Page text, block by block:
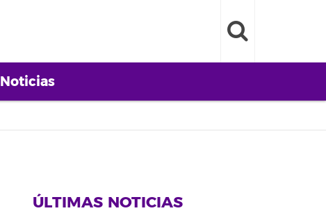
Noticias
ÚLTIMAS NOTICIAS